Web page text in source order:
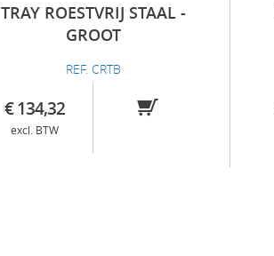
TRAY ROESTVRIJ STAAL -
GROOT
REF. CRTB
€ 134,32
excl. BTW